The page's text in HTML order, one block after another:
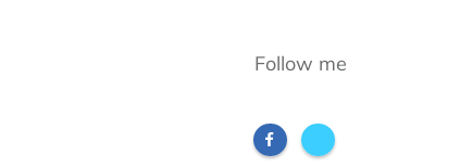
Follow me